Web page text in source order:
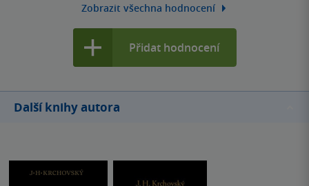
Zobrazit všechna hodnocení
Přidat hodnocení
Další knihy autora